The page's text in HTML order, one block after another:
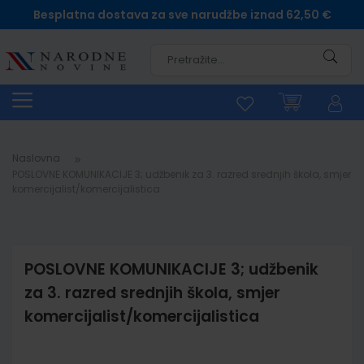
Besplatna dostava za sve narudžbe iznad 62,50 €
Naslovna
POSLOVNE KOMUNIKACIJE 3; udžbenik
za 3. razred srednjih škola, smjer
komercijalist/komercijalistica